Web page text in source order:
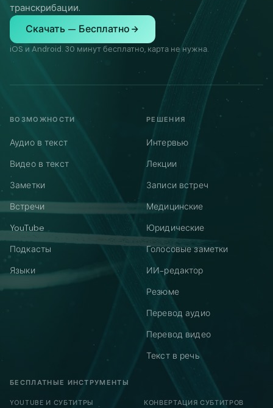
транскрибации.
Скачать — Бесплатно
iOS и Android. 30 минут бесплатно, карта не нужна.
ВОЗМОЖНОСТИ
Аудио в текст
Видео в текст
Заметки
Встречи
YouTube
Подкасты
Языки
РЕШЕНИЯ
Интервью
Лекции
Записи встреч
Медицинские
Юридические
Голосовые заметки
ИИ-редактор
Резюме
Перевод аудио
Перевод видео
Текст в речь
БЕСПЛАТНЫЕ ИНСТРУМЕНТЫ
YOUTUBE И СУБТИТРЫ КОНВЕРТАЦИЯ СУБТИТРОВ